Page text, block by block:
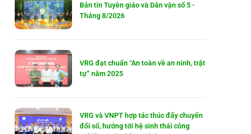
Bản tin Tuyên giáo và Dân vận số 5 -
Tháng 8/2026
VRG đạt chuẩn “An toàn về an ninh, trật
tự” năm 2025
VRG và VNPT hợp tác thúc đẩy chuyển
đổi số, hướng tới hệ sinh thái công